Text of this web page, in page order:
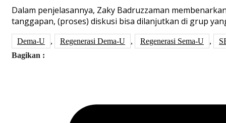
Dalam penjelasannya, Zaky Badruzzaman
tanggapan, (proses) diskusi bisa dilanjutkan di grup
Dema-U , Regenerasi Dema-U , Regenerasi Sema-U ,
Bagikan :